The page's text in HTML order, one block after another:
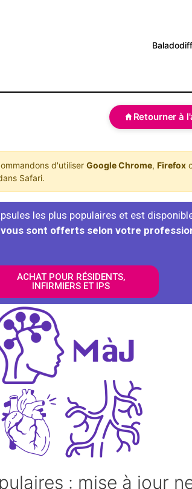
Retourner à
d'utiliser Google Chrome, Firefox
Safari.
les plus populaires et est
sont offerts selon votre
ACHAT POUR RÉSIDENTS,
INFIRMIERS ET IPS
: mise à jour